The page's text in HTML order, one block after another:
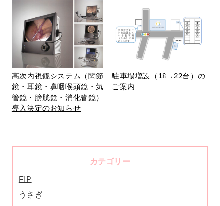
高次内視鏡システム（関節
鏡・耳鏡・鼻咽喉頭鏡・気
管鏡・膀胱鏡・消化管鏡）
導入決定のお知らせ
駐車場増設（18→22台）の
ご案内
カテゴリー
FIP
うさぎ